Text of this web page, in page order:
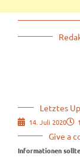
Letztes
14. Juli 2020
Give a
Informationen